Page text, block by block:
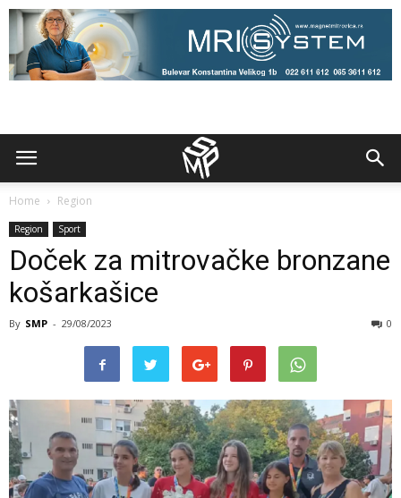
Home Region
Region Sport
Doček za mitrovačke bronzane
košarkašice
By SMP - 29/08/2023 0